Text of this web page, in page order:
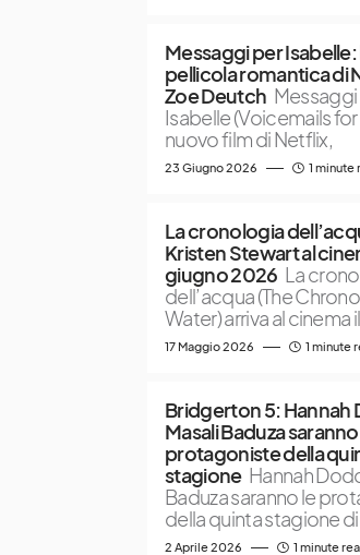
Messaggi per
pellicola romantica di
Zoe Deutch
Isabelle (Voicemails for
nuovo film di Netflix,
23 Giugno 2026 1 minute
La cronologia
Kristen Stewart al
giugno 2026 La
dell’acqua (The
Water) arriva al cinema
17 Maggio 2026 1 minute
Bridgerton 5: Hannah
Masali Baduza
protagoniste della
stagione Hannah
Baduza saranno le
della quinta stagione di
2 Aprile 2026 1 minute